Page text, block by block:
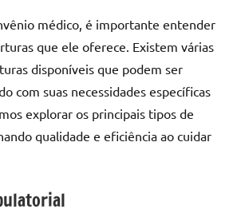
médico, é importante entender
que ele oferece. Existem várias
disponíveis que podem ser
com suas necessidades específicas
explorar os principais tipos de
qualidade e eficiência ao cuidar